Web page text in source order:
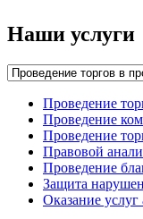
Наши услуги
Проведение
Проведение
Проведение
Правовой
Проведение
Защита
Оказание услуг